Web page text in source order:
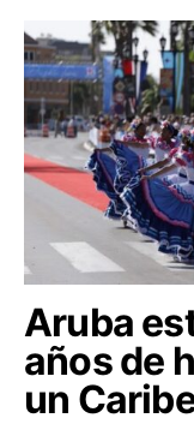
Aruba
años de
un